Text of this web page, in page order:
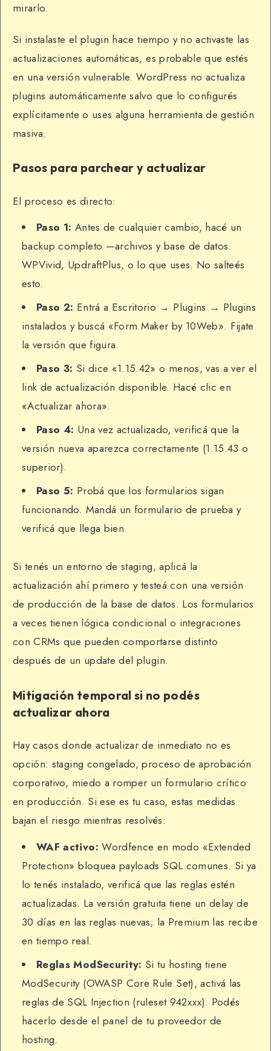
mirarlo.
Si instalaste el plugin hace tiempo y no activaste las
actualizaciones automáticas, es probable que estés
en una versión vulnerable. WordPress no actualiza
plugins automáticamente salvo que lo configurés
explícitamente o uses alguna herramienta de gestión
masiva.
Pasos para parchear y actualizar
El proceso es directo:
Paso 1: Antes de cualquier cambio, hacé un
backup completo —archivos y base de datos.
WPVivid, UpdraftPlus, o lo que uses. No salteés
esto.
Paso 2: Entrá a Escritorio → Plugins → Plugins
instalados y buscá «Form Maker by 10Web». Fijate
la versión que figura.
Paso 3: Si dice «1.15.42» o menos, vas a ver el
link de actualización disponible. Hacé clic en
«Actualizar ahora».
Paso 4: Una vez actualizado, verificá que la
versión nueva aparezca correctamente (1.15.43 o
superior).
Paso 5: Probá que los formularios sigan
funcionando. Mandá un formulario de prueba y
verificá que llega bien.
Si tenés un entorno de staging, aplicá la
actualización ahí primero y testeá con una versión
de producción de la base de datos. Los formularios
a veces tienen lógica condicional o integraciones
con CRMs que pueden comportarse distinto
después de un update del plugin.
Mitigación temporal si no podés
actualizar ahora
Hay casos donde actualizar de inmediato no es
opción: staging congelado, proceso de aprobación
corporativo, miedo a romper un formulario crítico
en producción. Si ese es tu caso, estas medidas
bajan el riesgo mientras resolvés:
WAF activo: Wordfence en modo «Extended
Protection» bloquea payloads SQL comunes. Si ya
lo tenés instalado, verificá que las reglas estén
actualizadas. La versión gratuita tiene un delay de
30 días en las reglas nuevas; la Premium las recibe
en tiempo real.
Reglas ModSecurity: Si tu hosting tiene
ModSecurity (OWASP Core Rule Set), activá las
reglas de SQL Injection (ruleset 942xxx). Podés
hacerlo desde el panel de tu proveedor de
hosting.